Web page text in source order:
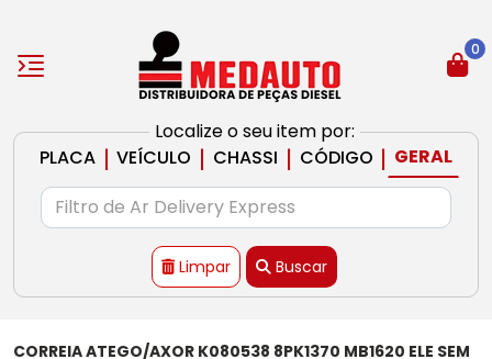
Localize o seu item por:
PLACA | VEÍCULO | CHASSI | CÓDIGO | GERAL
Limpar Buscar
0
CORREIA ATEGO/AXOR K080538 8PK1370 MB1620 ELE SEM